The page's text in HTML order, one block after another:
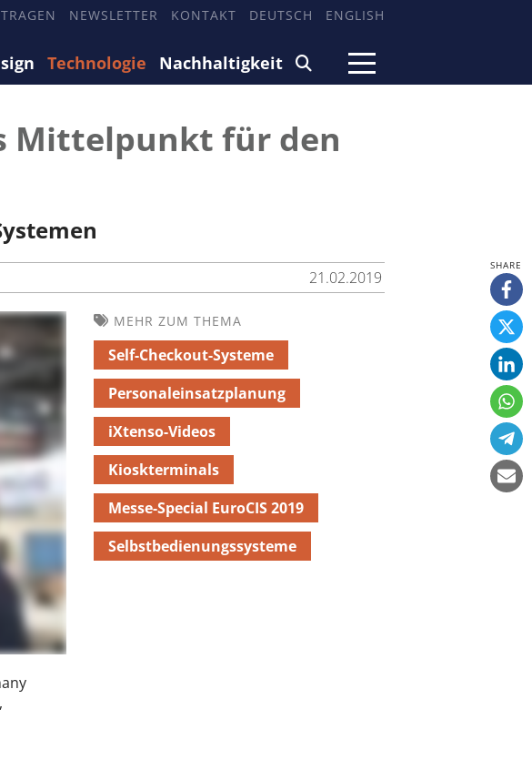
NEWSLETTER KONTAKT DEUTSCH ENGLISH
Technologie Nachhaltigkeit
Mittelpunkt für den
21.02.2019
MEHR ZUM THEMA
Self-Checkout-Systeme
Personaleinsatzplanung
iXtenso-Videos
Kioskterminals
Messe-Special EuroCIS 2019
Selbstbedienungssysteme